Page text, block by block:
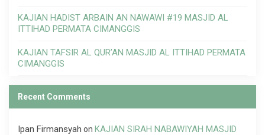
KAJIAN HADIST ARBAIN AN NAWAWI #19 MASJID AL
ITTIHAD PERMATA CIMANGGIS
KAJIAN TAFSIR AL QUR’AN MASJID AL ITTIHAD PERMATA
CIMANGGIS
Recent Comments
Ipan Firmansyah on KAJIAN SIRAH NABAWIYAH MASJID